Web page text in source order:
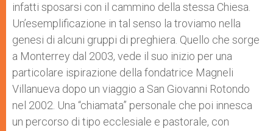
infatti sposarsi con il cammino della stessa Chiesa.
Un’esemplificazione in tal senso la troviamo nella
genesi di alcuni gruppi di preghiera. Quello che sorge
a Monterrey dal 2003, vede il suo inizio per una
particolare ispirazione della fondatrice Magneli
Villanueva dopo un viaggio a San Giovanni Rotondo
nel 2002. Una “chiamata” personale che poi innesca
un percorso di tipo ecclesiale e pastorale, con